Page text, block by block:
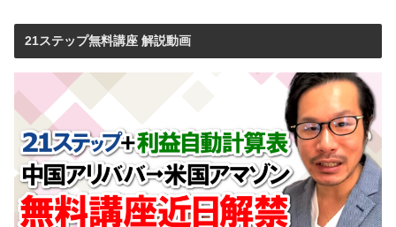
21ステップ無料講座 解説動画